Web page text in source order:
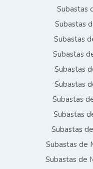
Subastas
Subastas
Subastas
Subastas
Subastas
Subastas
Subastas
Subastas
Subastas
Subastas de
Subastas de